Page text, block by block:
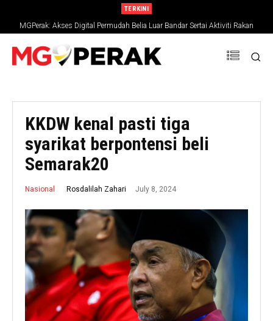
TERKINI
MGPerak: Akses Digital Permudah Belia Luar Bandar Sertai Aktiviti Rakan
Muda
KKDW kenal pasti tiga
syarikat berpontensi beli
Semarak20
Nasional Rosdalilah Zahari July 8, 2024